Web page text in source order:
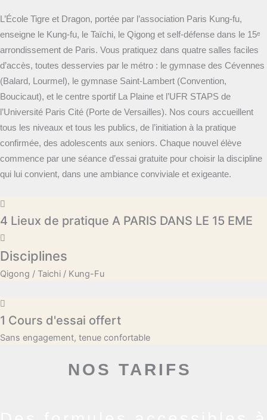
L’École Tigre et Dragon, portée par l’association Paris Kung-fu,
enseigne le Kung-fu, le Taïchi, le Qigong et self-défense dans le 15ᵉ
arrondissement de Paris. Vous pratiquez dans quatre salles faciles
d’accès, toutes desservies par le métro : le gymnase des Cévennes
(Balard, Lourmel), le gymnase Saint-Lambert (Convention,
Boucicaut), et le centre sportif La Plaine et l’UFR STAPS de
l’Université Paris Cité (Porte de Versailles). Nos cours accueillent
tous les niveaux et tous les publics, de l’initiation à la pratique
confirmée, des adolescents aux seniors. Chaque nouvel élève
commence par une séance d’essai gratuite pour choisir la discipline
qui lui convient, dans une ambiance conviviale et exigeante.
4 Lieux de pratique A PARIS DANS LE 15 EME
Disciplines
Qigong / Taichi / Kung-Fu
1 Cours d'essai offert
Sans engagement, tenue confortable
NOS TARIFS